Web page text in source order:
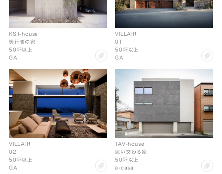
clip
KST-house
奥行きの家
50坪以上
GA
VILLAIR
01
50坪以上
GA
VILLAIR
02
50坪以上
GA
TAV-house
思い交わる家
50坪以上
a-casa